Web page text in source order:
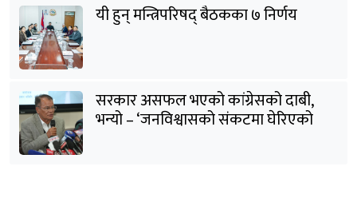
यी हुन् मन्त्रिपरिषद् बैठकका ७ निर्णय
सरकार असफल भएको कांग्रेसको दाबी,
भन्यो – ‘जनविश्वासको संकटमा घेरिएको